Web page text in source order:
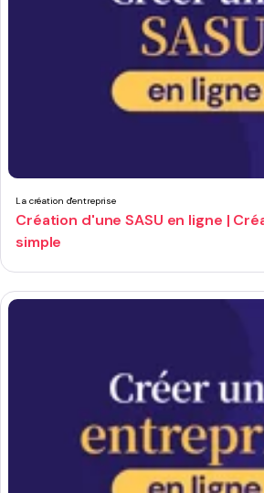
La création d'entreprise
Création d'une SASU en ligne |
simple